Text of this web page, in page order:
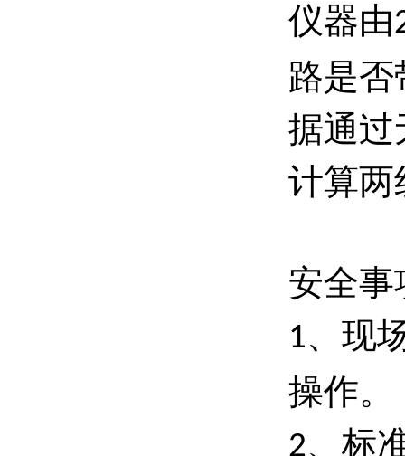
仪器由
路是
据通过
计算两
安全事
1、现
操作。
2、标